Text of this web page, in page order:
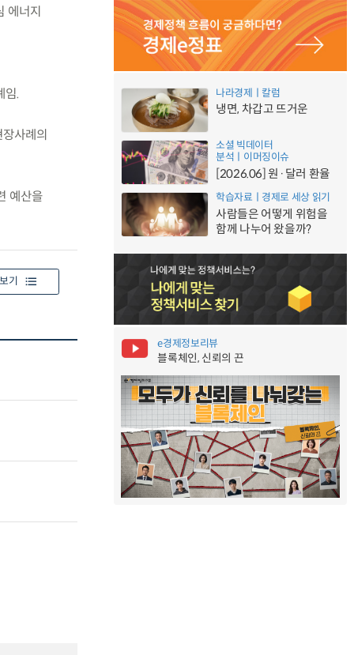
에너지
임.
사례의
예산을
기
나라경제ㅣ칼럼
냉면, 차갑고 뜨거운
소셜 빅데이터
분석ㅣ이머징이슈
[2026.06] 원·달러 환율
학습자료ㅣ경제로 세상 읽기
사람들은 어떻게 위험을
함께 나누어 왔을까?
e경제정보리뷰
블록체인, 신뢰의 끈